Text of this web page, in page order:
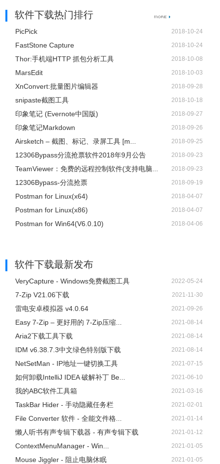
CopyTranslator软件官网
https://copytranslator.github.io/
CopyTranslator软件下载地址
软件下载热门排行
PicPick 2018-10-24
FastStone Capture 2018-10-24
Thor:手机端HTTP 抓包分析工具 2018-10-08
MarsEdit 2018-10-03
XnConvert:批量图片编辑器 2018-09-28
snipaste截图工具 2018-10-18
印象笔记 (Evernote中国版) 2018-09-27
印象笔记Markdown 2018-09-26
Airsketch – 截图、标记、录屏工具 [m... 2018-09-25
12306Bypass分流抢票软件2018年9月公告 2018-09-23
TeamViewer：免费的远程控制软件(支持电脑... 2018-09-23
12306Bypass-分流抢票 2018-09-19
Postman for Linux(x64) 2018-04-07
Postman for Linux(x86) 2018-04-07
Postman for Win64(V6.0.10) 2018-04-06
软件下载最新发布
VeryCapture - Windows免费截图工具 2022-05-24
7-Zip V21.06下载 2021-11-30
雷电安卓模拟器 v4.0.64 2021-09-26
Easy 7-Zip – 更好用的 7-Zip压缩... 2021-08-14
Aria2下载工具下载 2021-08-14
IDM v6.38.7.3中文绿色特别版下载 2021-08-14
NetSetMan - IP地址一键切换工具 2021-07-15
如何卸载IntelliJ IDEA 破解补丁 Be... 2021-06-10
我的ABC软件工具箱 2021-03-16
TaskBar Hider - 手动隐藏任务栏 2021-02-01
File Converter 软件 - 全能文件格... 2021-01-14
懒人听书有声专辑下载器 - 有声专辑下载 2021-01-12
ContextMenuManager - Win... 2021-01-05
Mouse Jiggler - 阻止电脑休眠 2021-01-05